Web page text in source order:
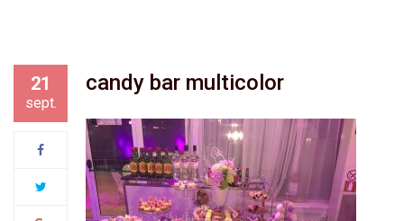
21
sept.
candy bar multicolor